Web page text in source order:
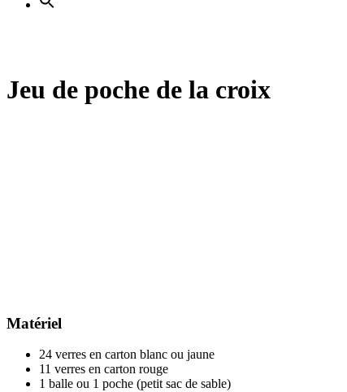
Jeu de poche de la croix
Matériel
24 verres en carton blanc ou jaune
11 verres en carton rouge
1 balle ou 1 poche (petit sac de sable)